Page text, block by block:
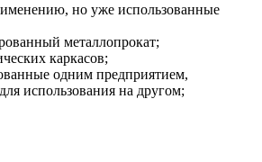
но уже использованные
металлопрокат;
каркасов;
одним предприятием,
использования на другом;